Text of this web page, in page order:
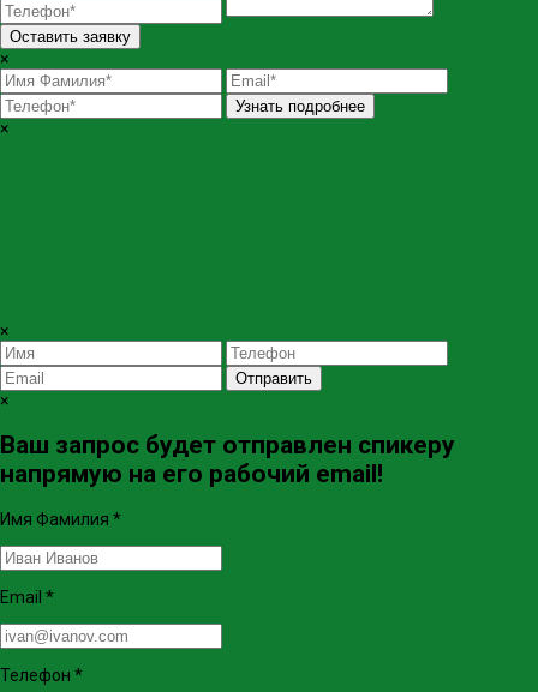
Оставить заявку
×
Узнать подробнее
×
×
Отправить
×
Ваш запрос будет отправлен спикеру
напрямую на его рабочий email!
Имя Фамилия *
Email *
Телефон *